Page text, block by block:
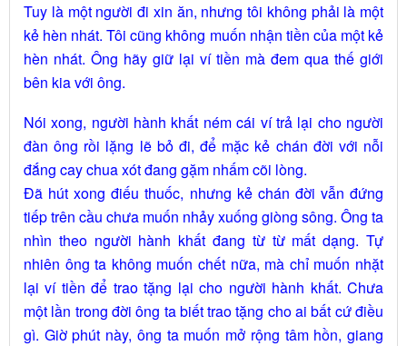
Tuy là một người đi xin ăn, nhưng tôi không phải là một
kẻ hèn nhát. Tôi cũng không muốn nhận tiền của một kẻ
hèn nhát. Ông hãy giữ lại ví tiền mà đem qua thế giới
bên kia với ông.
Nói xong, người hành khất ném cái ví trả lại cho người
đàn ông rồi lặng lẽ bỏ đi, để mặc kẻ chán đời với nỗi
đắng cay chua xót đang gặm nhấm cõi lòng.
Ðã hút xong điếu thuốc, nhưng kẻ chán đời vẫn đứng
tiếp trên cầu chưa muốn nhảy xuống giòng sông. Ông ta
nhìn theo người hành khất đang từ từ mất dạng. Tự
nhiên ông ta không muốn chết nữa, mà chỉ muốn nhặt
lại ví tiền để trao tặng lại cho người hành khất. Chưa
một lần trong đời ông ta biết trao tặng cho ai bất cứ điều
gì. Giờ phút này, ông ta muốn mở rộng tâm hồn, giang